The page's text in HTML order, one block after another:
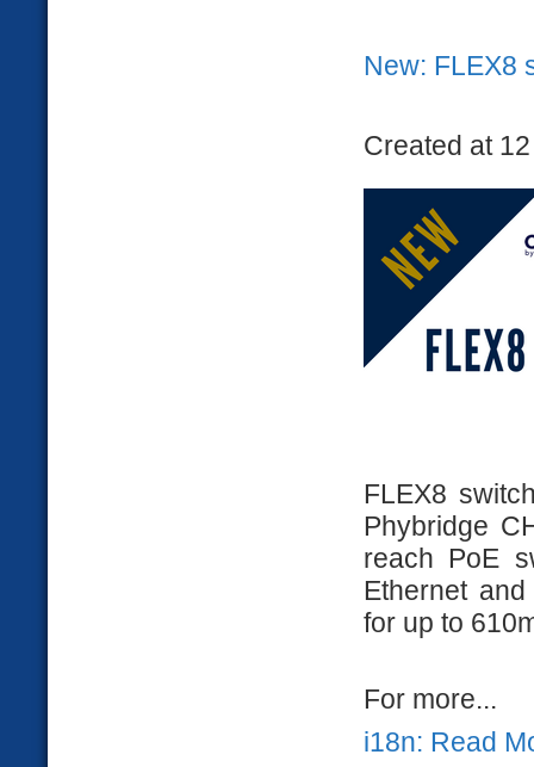
New: FLEX8
Created at
FLEX8
Phybridge
reach PoE
Ethernet
for up to
For more...
i18n: Read